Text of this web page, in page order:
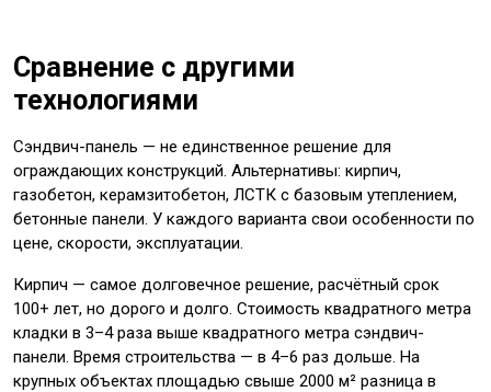
Сравнение с другими
технологиями
Сэндвич-панель — не единственное решение для
ограждающих конструкций. Альтернативы: кирпич,
газобетон, керамзитобетон, ЛСТК с базовым утеплением,
бетонные панели. У каждого варианта свои особенности по
цене, скорости, эксплуатации.
Кирпич — самое долговечное решение, расчётный срок
100+ лет, но дорого и долго. Стоимость квадратного метра
кладки в 3–4 раза выше квадратного метра сэндвич-
панели. Время строительства — в 4–6 раз дольше. На
крупных объектах площадью свыше 2000 м² разница в